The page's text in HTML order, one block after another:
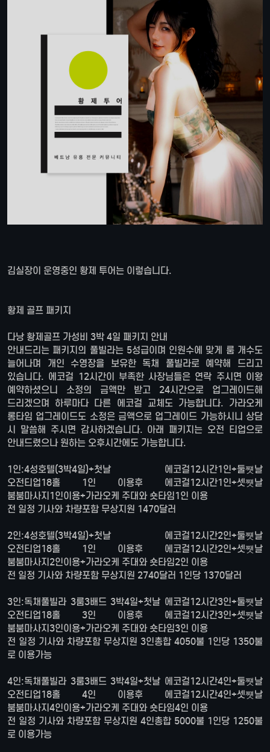
김실장이 운영중인 황제 투어는 이렇습니다.
황제 골프 패키지
다낭 황제골프 가성비 3박 4일 패키지 안내
안내드리는 패키지의 풀빌라는 5성급이며 인원수에 맞게 룸 개수도
늘어나며 개인 수영장을 보유한 독채 풀빌라로 예약해 드리고
있습니다. 에코걸 12시간이 부족한 사장님들은 연락 주시면 이왕
예약하셨으니 소정의 금액만 받고 24시간으로 업그레이드해
드리겠으며 하루마다 다른 에코걸 교체도 가능합니다. 가라오케
롱타임 업그레이드도 소정은 금액으로 업그레이드 가능하시니 상담
시 말씀해 주시면 감사하겠습니다. 아래 패키지는 오전 티업으로
안내드렸으나 원하는 오후시간에도 가능합니다.
1인:4성호텔(3박4일)+첫날 에코걸12시간1인+둘쩃날
오전티업18홀 1인 이용후 에코걸12시간1인+셋쩃날
붐붐마사지1인이용+가라오케 주대와 숏타임1인 이용
전 일정 기사와 차량포함 무상지원 1470달러
2인:4성호텔(3박4일)+첫날 에코걸12시간2인+둘쩃날
오전티업18홀 1인 이용후 에코걸12시간2인+셋쩃날
붐붐마사지2인이용+가라오케 주대와 숏타임2인 이용
전 일정 기사와 차량포함 무상지원 2740달러 1인당 1370달러
3인:독채풀빌라 3룸3배드 3박4일+첫날 에코걸12시간3인+둘쩃날
오전티업18홀 3인 이용후 에코걸12시간3인+셋쩃날
붐붐마사지3인이용+가라오케 주대와 숏타임3인 이용
전 일정 기사와 차량포함 무상지원 3인총합 4050불 1인당 1350불
로 이용가능
4인:독채풀빌라 3룸3배드 3박4일+첫날 에코걸12시간4인+둘쩃날
오전티업18홀 4인 이용후 에코걸12시간4인+셋쩃날
붐붐마사지4인이용+가라오케 주대와 숏타임4인 이용
전 일정 기사와 차량포함 무상지원 4인총합 5000불 1인당 1250불
로 이용가능